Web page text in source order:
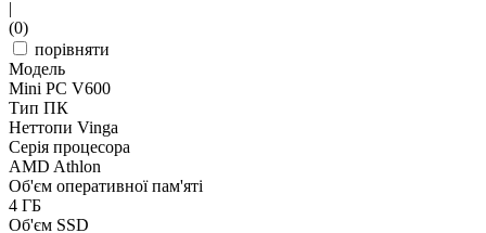
|
(0)
порівняти
Модель
Mini PC V600
Тип ПК
Неттопи Vinga
Серія процесора
AMD Athlon
Об'єм оперативної пам'яті
4 ГБ
Об'єм SSD